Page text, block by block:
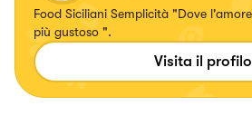
Food Siciliani Semplicità "Dove l'amore è di casa, il cibo è
più gustoso ".
Visita il profilo